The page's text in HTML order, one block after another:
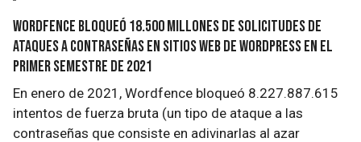
Wordfence bloqueó 18.500 millones de solicitudes de
ataques a contraseñas en sitios web de WordPress en el
primer semestre de 2021
En enero de 2021, Wordfence bloqueó 8.227.887.615
intentos de fuerza bruta (un tipo de ataque a las
contraseñas que consiste en adivinarlas al azar